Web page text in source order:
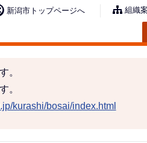
新潟市トップページへ 組織
。
。
kurashi/bosai/index.html